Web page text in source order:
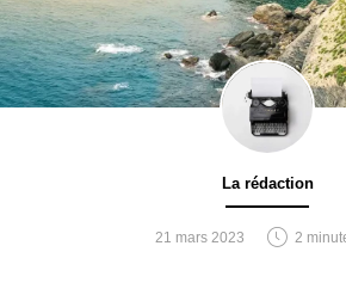
La rédaction
21 mars 2023 2